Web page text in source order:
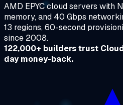
AMD EPYC cloud servers with
memory, and 40 Gbps
13 regions, 60-second
since 2008.
122,000+ builders trust
day money-back.